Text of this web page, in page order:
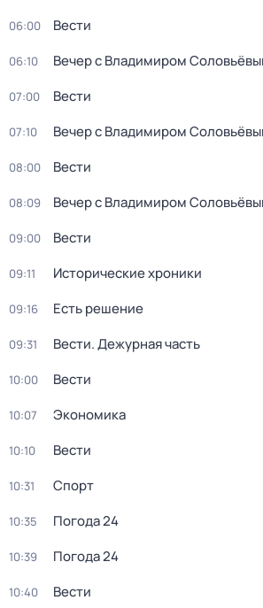
06:00 Вести
06:10 Вечер с Владимиром
07:00 Вести
07:10 Вечер с Владимиром
08:00 Вести
08:09 Вечер с Владимиром
09:00 Вести
09:11 Исторические хроники
09:16 Есть решение
09:31 Вести. Дежурная часть
10:00 Вести
10:07 Экономика
10:10 Вести
10:31 Спорт
10:35 Погода 24
10:39 Погода 24
10:40 Вести